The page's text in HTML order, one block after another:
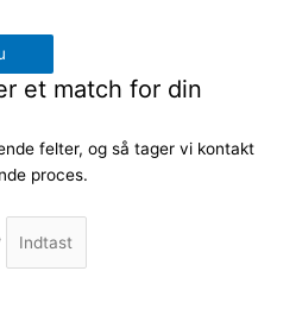
et match for din
felter, og så tager vi kontakt
proces.